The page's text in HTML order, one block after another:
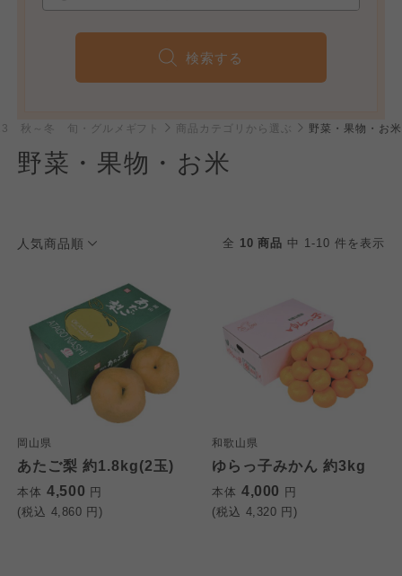
検索する
秋～冬 旬・グルメギフト 商品カテゴリから選ぶ 野菜・果物・お米
野菜・果物・お米
人気商品順 全 10 商品 中 1-10 件を表示
岡山県
あたご梨 約1.8kg(2玉)
本体 4,500 円
(税込 4,860 円)
和歌山県
ゆらっ子みかん 約3kg
本体 4,000 円
(税込 4,320 円)